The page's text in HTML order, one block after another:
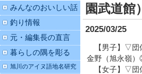
園武道館）
2025/03/25
【男子】▽
金野（旭永嶺
【女子】▽団
みんなのおいしい話
釣り情報
元・編集長の直言
暮らしの隅を彫る
旭川のアイヌ語地名研究